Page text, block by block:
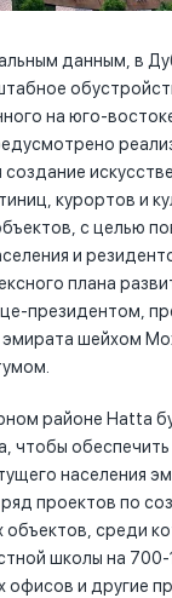
данным, в
на юго-
курортов и
с целью
и
плана
президентом,
шейхом
районе Hatta
чтобы
населения
проектов по
объектов, среди
школы на 700-
офисов и другие